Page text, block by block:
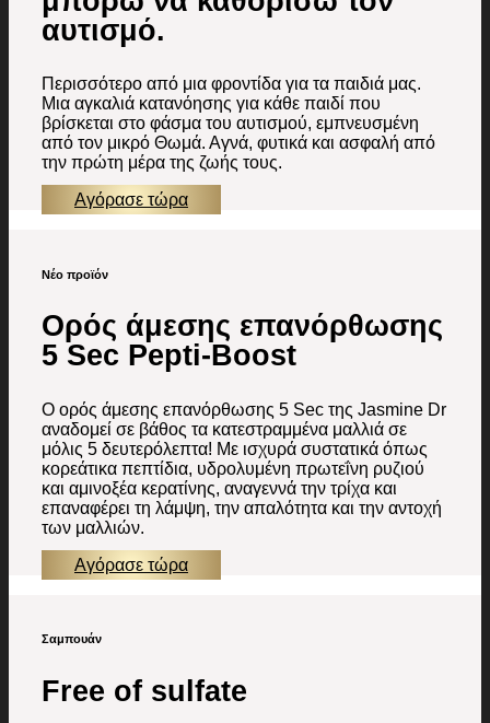
αυτισμό.
Περισσότερο από μια φροντίδα για τα παιδιά μας.
Μια αγκαλιά κατανόησης για κάθε παιδί που
βρίσκεται στο φάσμα του αυτισμού, εμπνευσμένη
από τον μικρό Θωμά. Αγνά, φυτικά και ασφαλή από
την πρώτη μέρα της ζωής τους.
Αγόρασε τώρα
Νέο προϊόν
Ορός άμεσης επανόρθωσης
5 Sec Pepti-Boost
Ο ορός άμεσης επανόρθωσης 5 Sec της Jasmine Dr
αναδομεί σε βάθος τα κατεστραμμένα μαλλιά σε
μόλις 5 δευτερόλεπτα! Με ισχυρά συστατικά όπως
κορεάτικα πεπτίδια, υδρολυμένη πρωτεΐνη ρυζιού
και αμινοξέα κερατίνης, αναγεννά την τρίχα και
επαναφέρει τη λάμψη, την απαλότητα και την αντοχή
των μαλλιών.
Αγόρασε τώρα
Σαμπουάν
Free of sulfate